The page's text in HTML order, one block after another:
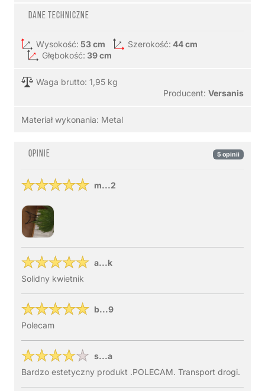
Dane techniczne
Wysokość: 53 cm Szerokość: 44 cm
Głębokość: 39 cm
Waga brutto: 1,95 kg
Producent: Versanis
Materiał wykonania: Metal
Opinie 5 opinii
m...2
a...k
Solidny kwietnik
b...9
Polecam
s...a
Bardzo estetyczny produkt .POLECAM. Transport drogi.